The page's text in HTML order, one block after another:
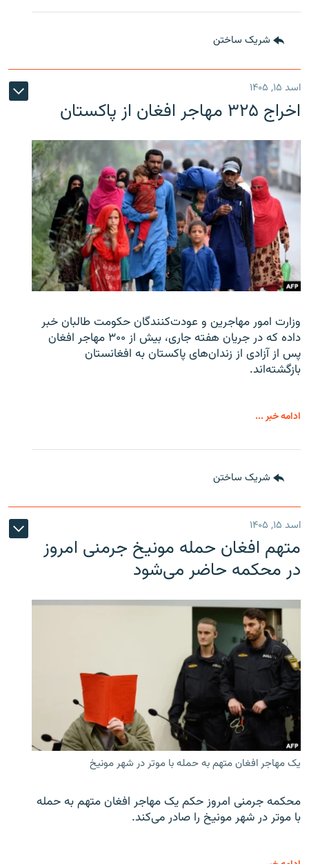
شریک ساختن
اسد ۱۵, ۱۴۰۵
اخراج ۳۲۵ مهاجر افغان از پاکستان
وزارت امور مهاجرین و عودت‌کنندگان حکومت طالبان خبر
داده که در جریان هفته جاری، بیش از ۳۰۰ مهاجر افغان
پس از آزادی از زندان‌های پاکستان به افغانستان
بازگشته‌اند.
ادامه خبر ...
شریک ساختن
اسد ۱۵, ۱۴۰۵
متهم افغان حمله مونیخ جرمنی امروز
در محکمه حاضر می‌شود
یک مهاجر افغان متهم به حمله با موتر در شهر مونیخ
محکمه جرمنی امروز حکم یک مهاجر افغان متهم به حمله
با موتر در شهر مونیخ را صادر می‌کند.